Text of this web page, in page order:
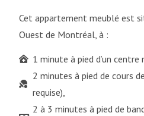
Cet appartement meublé est
Ouest de Montréal, à :
1 minute à pied d’un centre
2 minutes à pied de cours
requise),
2 à 3 minutes à pied de